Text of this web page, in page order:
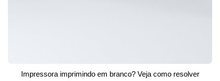
Impressora imprimindo em branco? Veja como resolver